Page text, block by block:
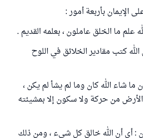
الإيمان بأربعة أمور :
علم ما الخلق عاملون ، بعلمه القديم .
الله كتب مقادير الخلائق في اللوح
ما شاء الله كان وما لم يشأ لم يكن ،
من حركة ولا سكون إلا بمشيئته
: أي أن الله خالق كل شيء ، ومن ذلك